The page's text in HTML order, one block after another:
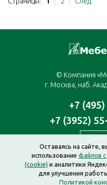
© Компания
г. Москва, наб.
+7
+7 (3952)
Оставаясь на сайте,
использованиефайлов
(cookie) и аналитики
для улучшения
Политикой